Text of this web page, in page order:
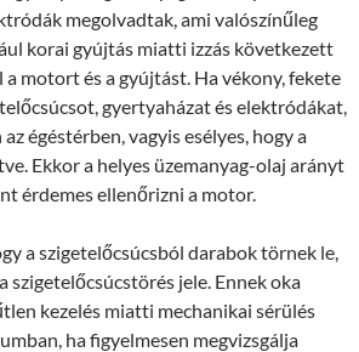
megolvadtak, ami valószínűleg
korai gyújtás miatti izzás következett
a motort és a gyújtást. Ha vékony, fekete
gyertyaházat és elektródákat,
égéstérben, vagyis esélyes, hogy a
Ekkor a helyes üzemanyag-olaj arányt
érdemes ellenőrizni a motor.
a szigetelőcsúcsból darabok törnek le,
szigetelőcsúcstörés jele. Ennek oka
kezelés miatti mechanikai sérülés
ha figyelmesen megvizsgálja